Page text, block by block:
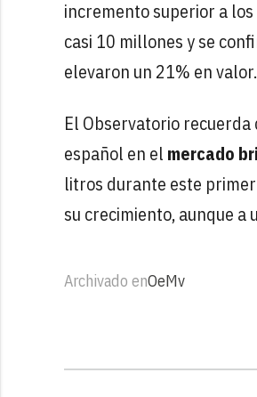
incremento superior a
casi 10 millones y se
elevaron un 21% en valor.
El Observatorio
español en el mercado
litros durante este
su crecimiento, aunque a
Archivado enOeMv